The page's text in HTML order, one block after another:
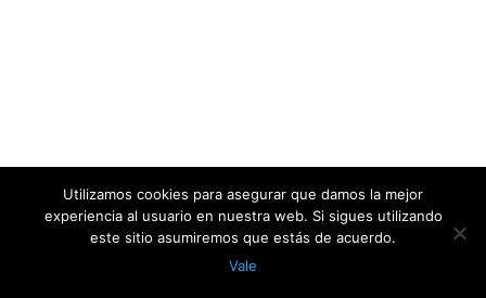
Utilizamos cookies para asegurar que damos la mejor
experiencia al usuario en nuestra web. Si sigues utilizando
este sitio asumiremos que estás de acuerdo.
Vale